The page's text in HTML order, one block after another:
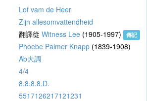
Lof vam de Heer
Zijn allesomvattendheid
翻譯從 Witness Lee (1905-1997) 傳記
Phoebe Palmer Knapp (1839-1908)
Ab大調
4/4
8.8.8.8.D.
5517126217121231